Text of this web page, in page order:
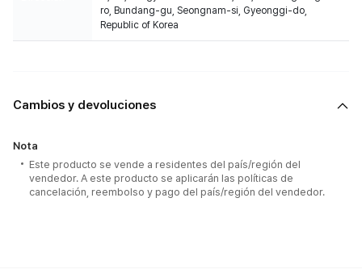
ro, Bundang-gu, Seongnam-si, Gyeonggi-do,
Republic of Korea
Cambios y devoluciones
Nota
Este producto se vende a residentes del país/región del
vendedor. A este producto se aplicarán las políticas de
cancelación, reembolso y pago del país/región del vendedor.